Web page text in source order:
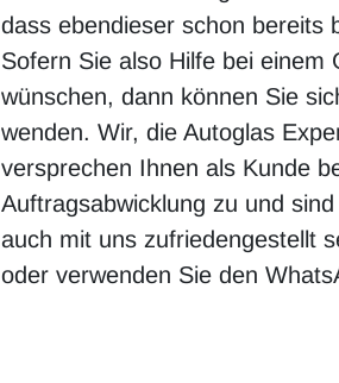
dass ebendieser schon bereits
Sofern Sie also Hilfe bei einem
wünschen, dann können Sie
wenden. Wir, die Autoglas
versprechen Ihnen als Kunde
Auftragsabwicklung zu und
auch mit uns zufriedengestellt
oder verwenden Sie den